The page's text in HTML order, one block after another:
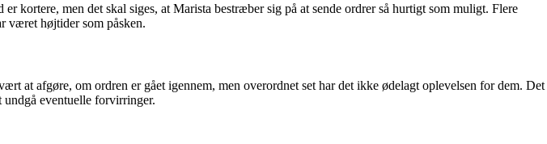
kortere, men det skal siges, at Marista bestræber sig på at sende ordrer så hurtigt som muligt. Flere
været højtider som påsken.
at afgøre, om ordren er gået igennem, men overordnet set har det ikke ødelagt oplevelsen for dem. Det
eventuelle forvirringer.